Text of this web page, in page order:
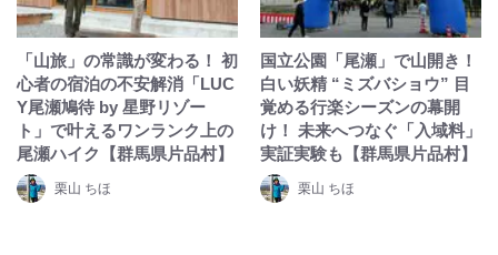
「山旅」の常識が変わる！ 初
心者の宿泊の不安解消「LUC
Y尾瀬鳩待 by 星野リゾー
ト」で叶えるワンランク上の
尾瀬ハイク【群馬県片品村】
栗山 ちほ
国立公園「尾瀬」で山開き！
白い妖精 “ミズバショウ” 目
覚める行楽シーズンの幕開
け！ 未来へつなぐ「入域料」
実証実験も【群馬県片品村】
栗山 ちほ